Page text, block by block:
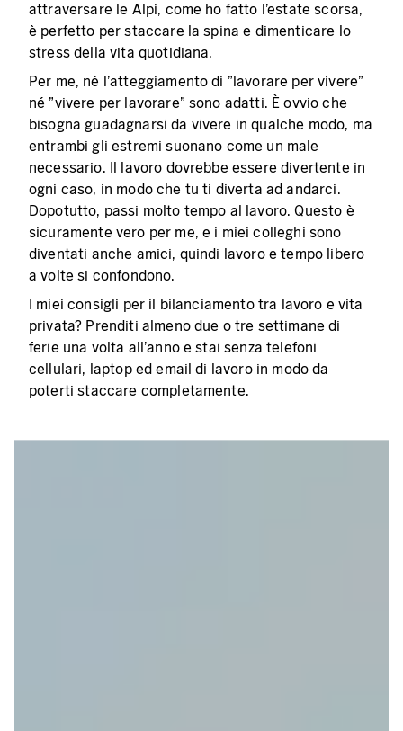
attraversare le Alpi, come ho fatto l'estate scorsa,
è perfetto per staccare la spina e dimenticare lo
stress della vita quotidiana.
Per me, né l'atteggiamento di "lavorare per vivere"
né "vivere per lavorare" sono adatti. È ovvio che
bisogna guadagnarsi da vivere in qualche modo, ma
entrambi gli estremi suonano come un male
necessario. Il lavoro dovrebbe essere divertente in
ogni caso, in modo che tu ti diverta ad andarci.
Dopotutto, passi molto tempo al lavoro. Questo è
sicuramente vero per me, e i miei colleghi sono
diventati anche amici, quindi lavoro e tempo libero
a volte si confondono.
I miei consigli per il bilanciamento tra lavoro e vita
privata? Prenditi almeno due o tre settimane di
ferie una volta all'anno e stai senza telefoni
cellulari, laptop ed email di lavoro in modo da
poterti staccare completamente.